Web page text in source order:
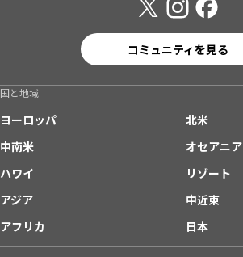
コミュニティを見る
国と地域
ヨーロッパ
北米
中南米
オセアニア
ハワイ
リゾート
アジア
中近東
アフリカ
日本